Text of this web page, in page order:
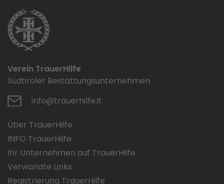
Verein TrauerHilfe
Südtiroler Bestattungsunternehmen
info@trauerhilfe.it
Über TrauerHilfe
INFO TrauerHilfe
Ihr Unternehmen auf TrauerHilfe
Verwandte Links
Registrierung TrauerHilfe